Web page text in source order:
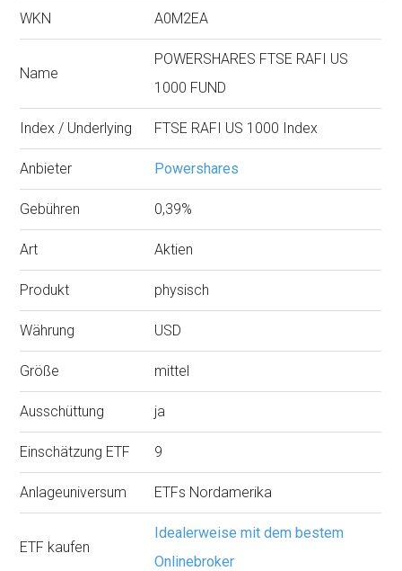
WKN A0M2EA
Name
POWERSHARES FTSE RAFI US
1000 FUND
Index / Underlying FTSE RAFI US 1000 Index
Anbieter Powershares
Gebühren 0,39%
Art Aktien
Produkt physisch
Währung USD
Größe mittel
Ausschüttung ja
Einschätzung ETF 9
Anlageuniversum ETFs Nordamerika
ETF kaufen
Idealerweise mit dem bestem
Onlinebroker